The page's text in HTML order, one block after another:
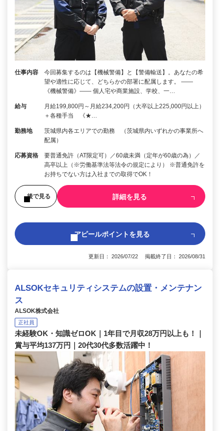
仕事内容
今回募集するのは【機械警備】と【警備輸送】。あなたの希
望や適性に応じて、どちらかの部署に配属します。 ――
《機械警備》―― 個人宅や商業施設、学校、一…
給与
月給199,800円～月給234,200円（大卒以上225,000円以上）
＋各種手当 《★…
勤務地
茨城県内各エリアでの勤務 （茨城県内いずれかの事業所へ
配属）
応募資格
要普通免許（AT限定可）／60歳未満（定年が60歳の為）／
高卒以上（※労働基準法等法令の規定により） ※普通免許を
お持ちでない方は入社までの取得でOK！
後で見る 詳細を見る
アピールポイントを見る
更新日： 2026/07/22 掲載終了日： 2026/08/31
ALSOKセキュリティシステムの設置・メンテナン
ス
ALSOK株式会社
正社員
未経験OK・知識ゼロOK｜1年目で月収28万円以上も！｜
賞与平均137万円｜20代30代多数活躍中！